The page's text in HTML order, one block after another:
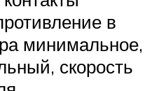
в
минимальное,
скорость